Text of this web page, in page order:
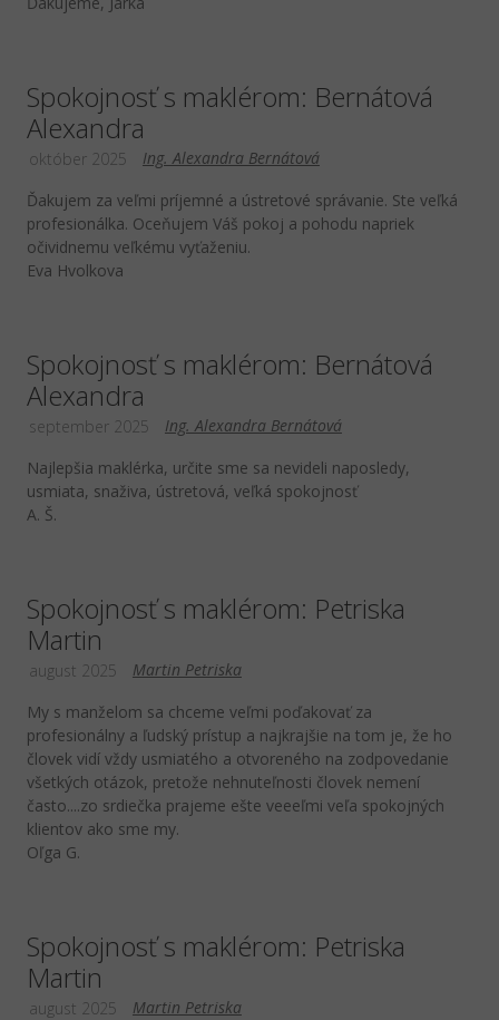
Spokojnosť s maklérom: Bernátová
Alexandra
Ing. Alexandra Bernátová
október 2025
Ďakujem za veľmi príjemné a ústretové správanie. Ste veľká
profesionálka. Oceňujem Váš pokoj a pohodu napriek
očividnemu veľkému vyťaženiu.
Eva Hvolkova
Spokojnosť s maklérom: Bernátová
Alexandra
Ing. Alexandra Bernátová
september 2025
Najlepšia maklérka, určite sme sa nevideli naposledy,
usmiata, snaživa, ústretová, veľká spokojnosť
A. Š.
Spokojnosť s maklérom: Petriska
Martin
Martin Petriska
august 2025
My s manželom sa chceme veľmi poďakovať za
profesionálny a ľudský prístup a najkrajšie na tom je, že ho
človek vidí vždy usmiatého a otvoreného na zodpovedanie
všetkých otázok, pretože nehnuteľnosti človek nemení
často....zo srdiečka prajeme ešte veeeľmi veľa spokojných
klientov ako sme my.
Oľga G.
Spokojnosť s maklérom: Petriska
Martin
Martin Petriska
august 2025